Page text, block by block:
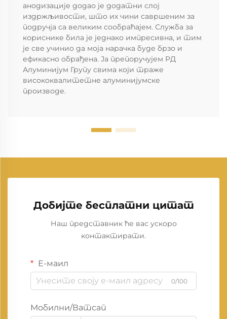
анодизације додао је додатни слој
издржљивости, што их чини савршеним за
подручја са великим сообраћајем. Служба за
кориснике била је једнако импресивна, и тим
је све учинио да моја нарачка буде брзо и
ефикасно обрађена. Ја препоручујем РД
Алуминијум Групу свима који траже
висококвалитетне алуминијумске
производе.
Добијте бесплатни цитат
Наш представник ће вас ускоро
контактирати.
Е-маил
0/100
Мобилни/Ватсап